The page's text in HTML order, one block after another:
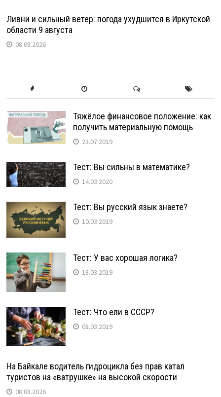
Ливни и сильный ветер: погода ухудшится в Иркутской
области 9 августа
08.08.2026
Тяжёлое финансовое положение: как
получить материальную помощь
23.07.2019
Тест: Вы сильны в математике?
14.03.2020
Тест: Вы русский язык знаете?
10.03.2019
Тест: У вас хорошая логика?
18.03.2019
Тест: Что ели в СССР?
08.03.2019
На Байкале водитель гидроцикла без прав катал
туристов на «ватрушке» на высокой скорости
08.08.2026